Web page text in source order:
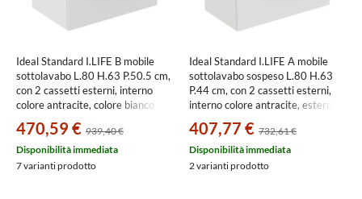
Ideal Standard I.LIFE B mobile
sottolavabo L.80 H.63 P.50.5 cm,
con 2 cassetti esterni, interno
colore antracite, colore bianco
470,59 € 939,40 €
Disponibilità immediata
7 varianti prodotto
Ideal Standard I.LIFE A mobile
sottolavabo sospeso L.80 H.63
P.44 cm, con 2 cassetti esterni,
interno colore antracite, esterno
T5256DU
407,77 € 732,61 €
Disponibilità immediata
2 varianti prodotto